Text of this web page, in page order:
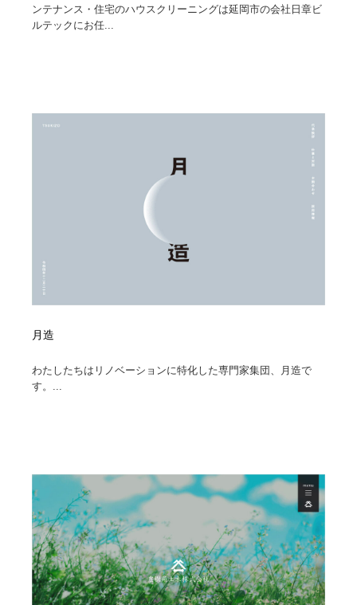
ンテナンス・住宅のハウスクリーニングは延岡市の会社日章ビ
ルテックにお任...
月造
わたしたちはリノベーションに特化した専門家集団、月造で
す。...